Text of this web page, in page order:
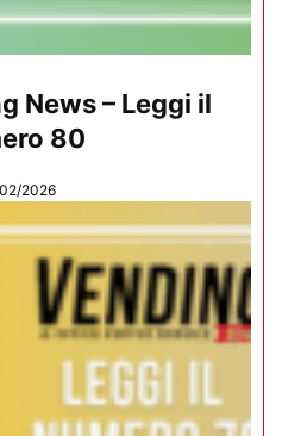
News – Leggi il
80
2026